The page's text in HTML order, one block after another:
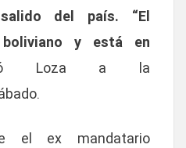
del país. “El
y está en
Loza a la
el ex mandatario